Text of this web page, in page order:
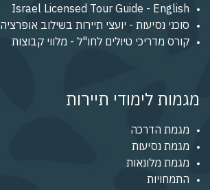
Israel Licensed Tour Guide - English
סוכני נסיעות - יועצי תיירות בשילוב אופרציה
קורס מדריכי טיולים לחו"ל - מלווי קבוצות
מגמות לימודי תיירות
מגמת הדרכה
מגמת נסיעות
מגמת מלונאות
התמחויות